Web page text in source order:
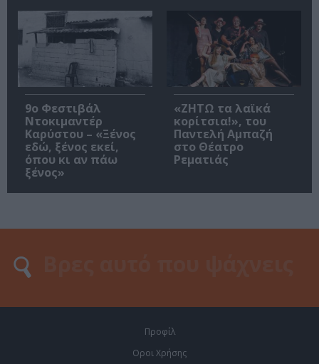
9ο Φεστιβάλ
Ντοκιμαντέρ
Καρύστου – «Ξένος
εδώ, ξένος εκεί,
όπου κι αν πάω
ξένος»
«ΖΗΤΩ τα λαϊκά
κορίτσια!», του
Παντελή Αμπαζή
στο Θέατρο
Ρεματιάς
Προφίλ
Οροι Χρήσης